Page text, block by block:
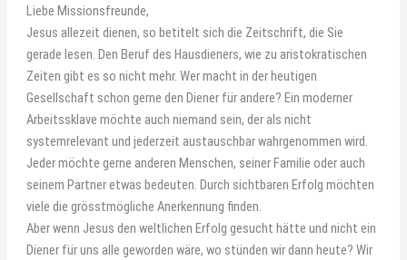
Liebe Missionsfreunde,
Jesus allezeit dienen, so betitelt sich die Zeitschrift, die Sie
gerade lesen. Den Beruf des Hausdieners, wie zu aristokratischen
Zeiten gibt es so nicht mehr. Wer macht in der heutigen
Gesellschaft schon gerne den Diener für andere? Ein moderner
Arbeitssklave möchte auch niemand sein, der als nicht
systemrelevant und jederzeit austauschbar wahrgenommen wird.
Jeder möchte gerne anderen Menschen, seiner Familie oder auch
seinem Partner etwas bedeuten. Durch sichtbaren Erfolg möchten
viele die grösstmögliche Anerkennung finden.
Aber wenn Jesus den weltlichen Erfolg gesucht hätte und nicht ein
Diener für uns alle geworden wäre, wo stünden wir dann heute? Wir